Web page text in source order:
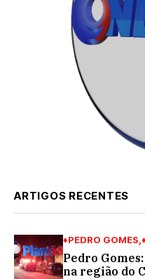
ARTIGOS RECENTES
♦PEDRO GOMES
Pedro
na região do